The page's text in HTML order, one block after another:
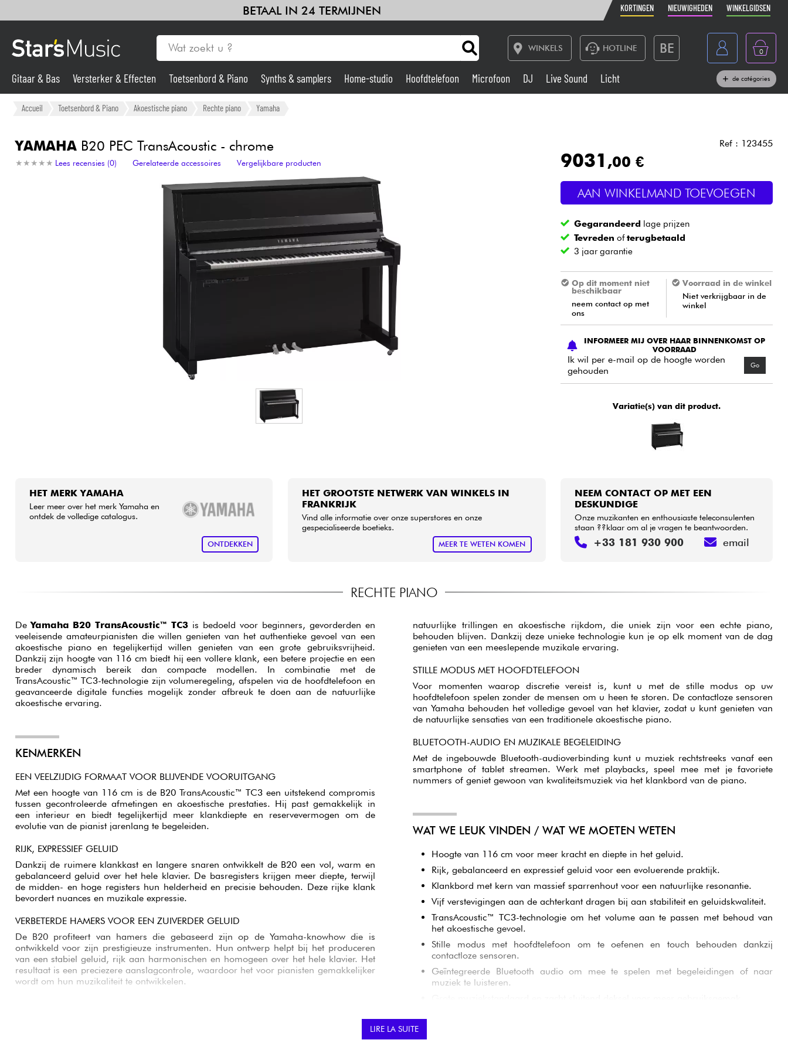
BETAAL IN 24 TERMIJNEN KORTINGEN NIEUWIGHEDEN WINKELGIDSEN
WINKELS HOTLINE BE
France
Belgique
Nederland
0
Gitaar & Bas
Synths & samplers
Live Sound
Drums & percussie Blaasinstrument
Kinderen Kabels & toebehoren
Sets
Bekijk onze merken
Gitaar & Bas Versterker & Effecten Toetsenbord & Piano Synths & samplers Home-studio Hoofdtelefoon Microfoon DJ Live Sound Licht de catégories
Accueil Toetsenbord & Piano Akoestische piano Rechte piano Yamaha
YAMAHAB20 PEC TransAcoustic - chrome
★ ★ ★ ★ ★
★ ★ ★ ★ ★ Lees recensies (0) Gerelateerde accessoires Vergelijkbare producten
Ref : 123455
9031 ,00 €
AAN WINKELMAND TOEVOEGEN
Gegarandeerd lage prijzen
Tevreden ofterugbetaald
3 jaar garantie
Op dit moment niet
beschikbaar
neem contact op met
ons
Voorraad in de winkel
Niet verkrijgbaar in de
winkel
INFORMEER MIJ OVER HAAR BINNENKOMST OP
VOORRAAD
Ik wil per e-mail op de hoogte worden
gehouden
Go
Variatie(s) van dit product.
HET MERK YAMAHA
Leer meer over het merk Yamaha en
ontdek de volledige catalogus.
ONTDEKKEN
HET GROOTSTE NETWERK VAN WINKELS IN
FRANKRIJK
Vind alle informatie over onze superstores en onze
gespecialiseerde boetieks.
MEER TE WETEN KOMEN
NEEM CONTACT OP MET EEN
DESKUNDIGE
Onze muzikanten en enthousiaste teleconsulenten
staan ??klaar om al je vragen te beantwoorden.
+33 181 930 900 email
RECHTE PIANO
DeYamaha B20 TransAcoustic™ TC3is bedoeld voor beginners, gevorderden en
veeleisende amateurpianisten die willen genieten van het authentieke gevoel van een
akoestische piano en tegelijkertijd willen genieten van een grote gebruiksvrijheid.
Dankzij zijn hoogte van 116 cm biedt hij een vollere klank, een betere projectie en een
breder dynamisch bereik dan compacte modellen. In combinatie met de
TransAcoustic™ TC3-technologie zijn volumeregeling, afspelen via de hoofdtelefoon en
geavanceerde digitale functies mogelijk zonder afbreuk te doen aan de natuurlijke
akoestische ervaring.
KENMERKEN
EEN VEELZIJDIG FORMAAT VOOR BLIJVENDE VOORUITGANG
Met een hoogte van 116 cm is de B20 TransAcoustic™ TC3 een uitstekend compromis
tussen gecontroleerde afmetingen en akoestische prestaties. Hij past gemakkelijk in
een interieur en biedt tegelijkertijd meer klankdiepte en reservevermogen om de
evolutie van de pianist jarenlang te begeleiden.
RIJK, EXPRESSIEF GELUID
Dankzij de ruimere klankkast en langere snaren ontwikkelt de B20 een vol, warm en
gebalanceerd geluid over het hele klavier. De basregisters krijgen meer diepte, terwijl
de midden- en hoge registers hun helderheid en precisie behouden. Deze rijke klank
bevordert nuances en muzikale expressie.
VERBETERDE HAMERS VOOR EEN ZUIVERDER GELUID
De B20 profiteert van hamers die gebaseerd zijn op de Yamaha-knowhow die is
ontwikkeld voor zijn prestigieuze instrumenten. Hun ontwerp helpt bij het produceren
van een stabiel geluid, rijk aan harmonischen en homogeen over het hele klavier. Het
resultaat is een preciezere aanslagcontrole, waardoor het voor pianisten gemakkelijker
wordt om hun muzikaliteit te ontwikkelen.
De massief sparrenhouten zangbodem zorgt voor een natuurlijke resonantie en een
uitstekende klankprojectie. Dit materiaal staat bekend om zijn akoestische kwaliteiten,
waardoor de piano een warm, levendig timbre ontwikkelt en tegelijkertijd een grote
natuurlijke trillingen en akoestische rijkdom, die uniek zijn voor een echte piano,
behouden blijven. Dankzij deze unieke technologie kun je op elk moment van de dag
genieten van een meeslepende muzikale ervaring.
STILLE MODUS MET HOOFDTELEFOON
Voor momenten waarop discretie vereist is, kunt u met de stille modus op uw
hoofdtelefoon spelen zonder de mensen om u heen te storen. De contactloze sensoren
van Yamaha behouden het volledige gevoel van het klavier, zodat u kunt genieten van
de natuurlijke sensaties van een traditionele akoestische piano.
BLUETOOTH-AUDIO EN MUZIKALE BEGELEIDING
Met de ingebouwde Bluetooth-audioverbinding kunt u muziek rechtstreeks vanaf een
smartphone of tablet streamen. Werk met playbacks, speel mee met je favoriete
nummers of geniet gewoon van kwaliteitsmuziek via het klankbord van de piano.
WAT WE LEUK VINDEN / WAT WE MOETEN WETEN
Hoogte van 116 cm voor meer kracht en diepte in het geluid.
Rijk, gebalanceerd en expressief geluid voor een evoluerende praktijk.
Klankbord met kern van massief sparrenhout voor een natuurlijke resonantie.
Vijf verstevigingen aan de achterkant dragen bij aan stabiliteit en geluidskwaliteit.
TransAcoustic™ TC3-technologie om het volume aan te passen met behoud van
het akoestische gevoel.
Stille modus met hoofdtelefoon om te oefenen en touch behouden dankzij
contactloze sensoren.
Geïntegreerde Bluetooth audio om mee te spelen met begeleidingen of naar
muziek te luisteren.
LIRE LA SUITE